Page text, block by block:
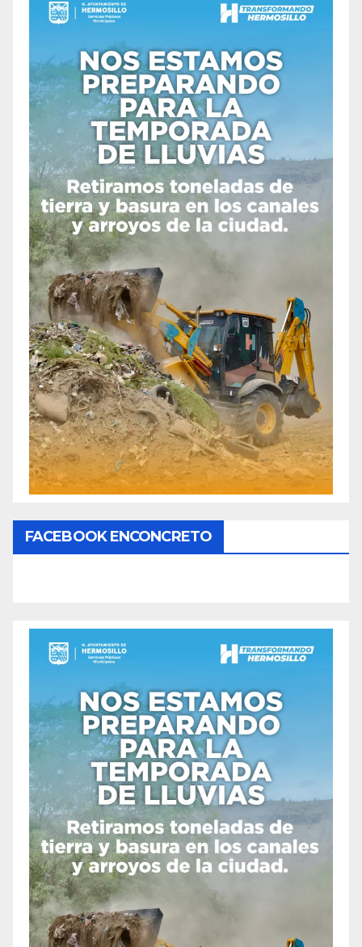
FACEBOOK ENCONCRETO